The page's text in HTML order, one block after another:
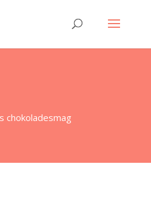
chokoladesmag